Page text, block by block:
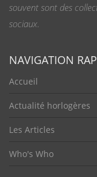
souvent sont des
sociaux.
NAVIGATION
Accueil
Actualité horlogères
Les Articles
Who's Who